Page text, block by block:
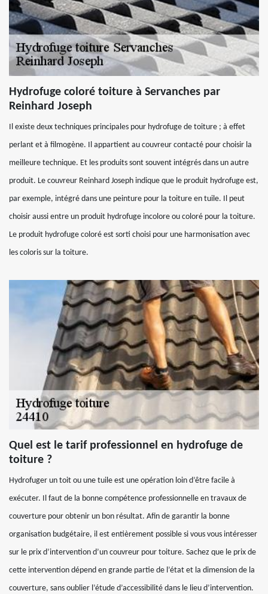
Hydrofuge coloré toiture à Servanches par
Reinhard Joseph
Il existe deux techniques principales pour hydrofuge de toiture ; à effet
perlant et à filmogène. Il appartient au couvreur contacté pour choisir la
meilleure technique. Et les produits sont souvent intégrés dans un autre
produit. Le couvreur Reinhard Joseph indique que le produit hydrofuge est,
par exemple, intégré dans une peinture pour la toiture en tuile. Il peut
choisir aussi entre un produit hydrofuge incolore ou coloré pour la toiture.
Le produit hydrofuge coloré est sorti choisi pour une harmonisation avec
les coloris sur la toiture.
Quel est le tarif professionnel en hydrofuge de
toiture ?
Hydrofuger un toit ou une tuile est une opération loin d’être facile à
exécuter. Il faut de la bonne compétence professionnelle en travaux de
couverture pour obtenir un bon résultat. Afin de garantir la bonne
organisation budgétaire, il est entièrement possible si vous vous intéresser
sur le prix d’intervention d’un couvreur pour toiture. Sachez que le prix de
cette intervention dépend en grande partie de l’état et la dimension de la
couverture, sans oublier l’étude d’accessibilité dans le lieu d’intervention.